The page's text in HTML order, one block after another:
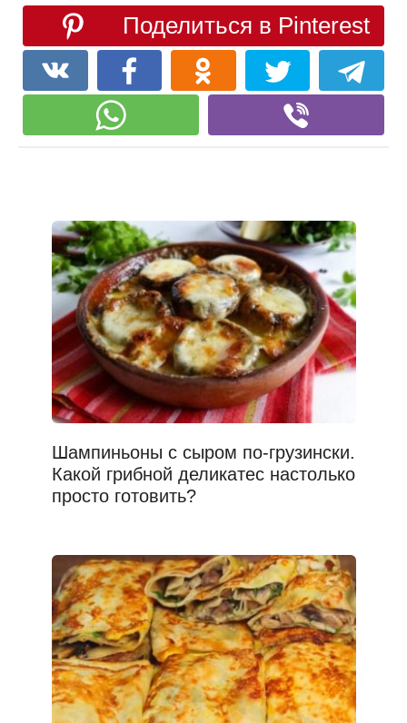
Поделиться в Pinterest
Шампиньоны с сыром по-грузински.
Какой грибной деликатес настолько
просто готовить?